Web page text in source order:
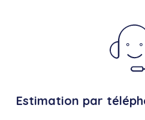
Estimation par